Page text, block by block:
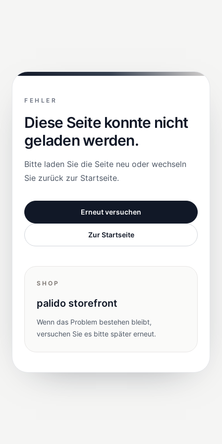
FEHLER
Diese Seite konnte nicht
geladen werden.
Bitte laden Sie die Seite neu oder wechseln
Sie zurück zur Startseite.
Erneut versuchen
Zur Startseite
SHOP
palido storefront
Wenn das Problem bestehen bleibt,
versuchen Sie es bitte später erneut.